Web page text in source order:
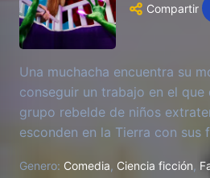
Compartir
Una muchacha encuentra su
conseguir un trabajo en el que
grupo rebelde de niños
esconden en la Tierra con sus
Genero: Comedia, Ciencia ficción,